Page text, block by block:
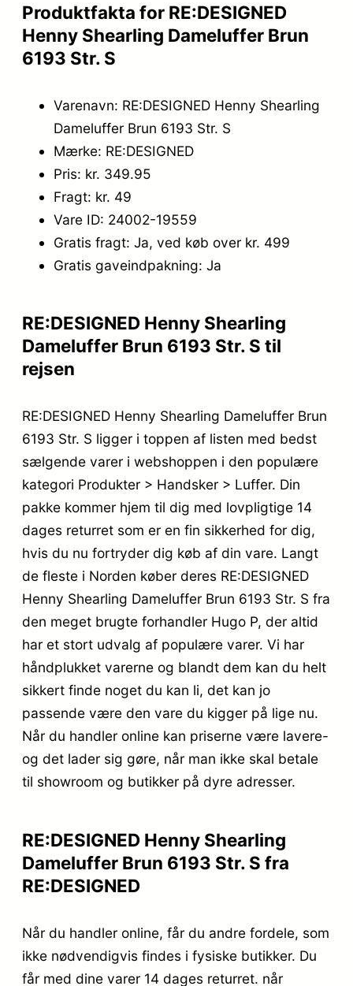
Produktfakta for RE:DESIGNED
Henny Shearling Dameluffer Brun
6193 Str. S
Varenavn: RE:DESIGNED Henny Shearling
Dameluffer Brun 6193 Str. S
Mærke: RE:DESIGNED
Pris: kr. 349.95
Fragt: kr. 49
Vare ID: 24002-19559
Gratis fragt: Ja, ved køb over kr. 499
Gratis gaveindpakning: Ja
RE:DESIGNED Henny Shearling
Dameluffer Brun 6193 Str. S til
rejsen
RE:DESIGNED Henny Shearling Dameluffer Brun
6193 Str. S ligger i toppen af listen med bedst
sælgende varer i webshoppen i den populære
kategori Produkter > Handsker > Luffer. Din
pakke kommer hjem til dig med lovpligtige 14
dages returret som er en fin sikkerhed for dig,
hvis du nu fortryder dig køb af din vare. Langt
de fleste i Norden køber deres RE:DESIGNED
Henny Shearling Dameluffer Brun 6193 Str. S fra
den meget brugte forhandler Hugo P, der altid
har et stort udvalg af populære varer. Vi har
håndplukket varerne og blandt dem kan du helt
sikkert finde noget du kan li, det kan jo
passende være den vare du kigger på lige nu.
Når du handler online kan priserne være lavere-
og det lader sig gøre, når man ikke skal betale
til showroom og butikker på dyre adresser.
RE:DESIGNED Henny Shearling
Dameluffer Brun 6193 Str. S fra
RE:DESIGNED
Når du handler online, får du andre fordele, som
ikke nødvendigvis findes i fysiske butikker. Du
får med dine varer 14 dages returret. når